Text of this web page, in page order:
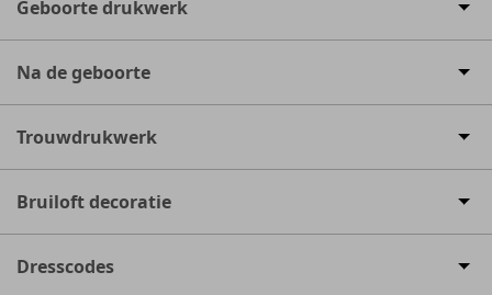
Geboorte drukwerk
Na de geboorte
Trouwdrukwerk
Bruiloft decoratie
Dresscodes